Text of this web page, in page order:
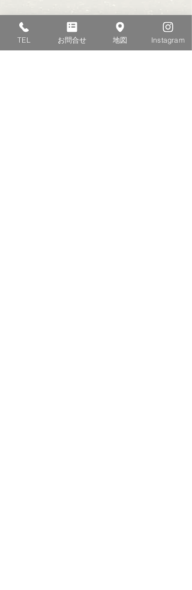
TEL お問合せ 地図 Instagram